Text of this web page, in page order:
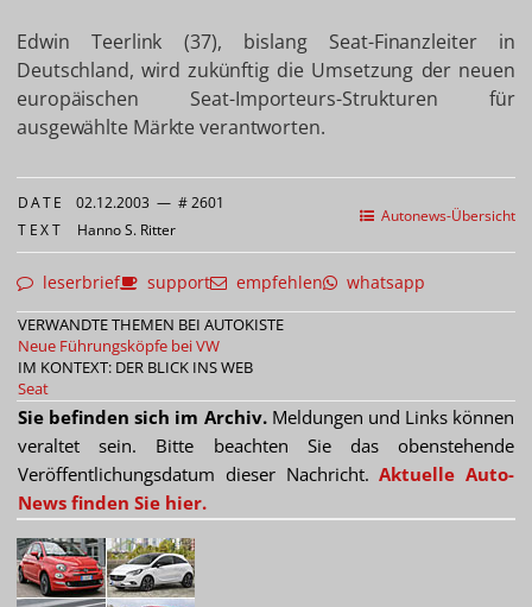
Edwin Teerlink (37), bislang Seat-Finanzleiter in
Deutschland, wird zukünftig die Umsetzung der neuen
europäischen Seat-Importeurs-Strukturen für
ausgewählte Märkte verantworten.
Autonews-Übersicht
DATE 02.12.2003 — # 2601
TEXT Hanno S. Ritter
leserbrief support empfehlen whatsapp
VERWANDTE THEMEN BEI AUTOKISTE
Neue Führungsköpfe bei VW
IM KONTEXT: DER BLICK INS WEB
Seat
Sie befinden sich im Archiv.Meldungen und Links können
veraltet sein. Bitte beachten Sie das obenstehende
Veröffentlichungsdatum dieser Nachricht.Aktuelle Auto-
News finden Sie hier.